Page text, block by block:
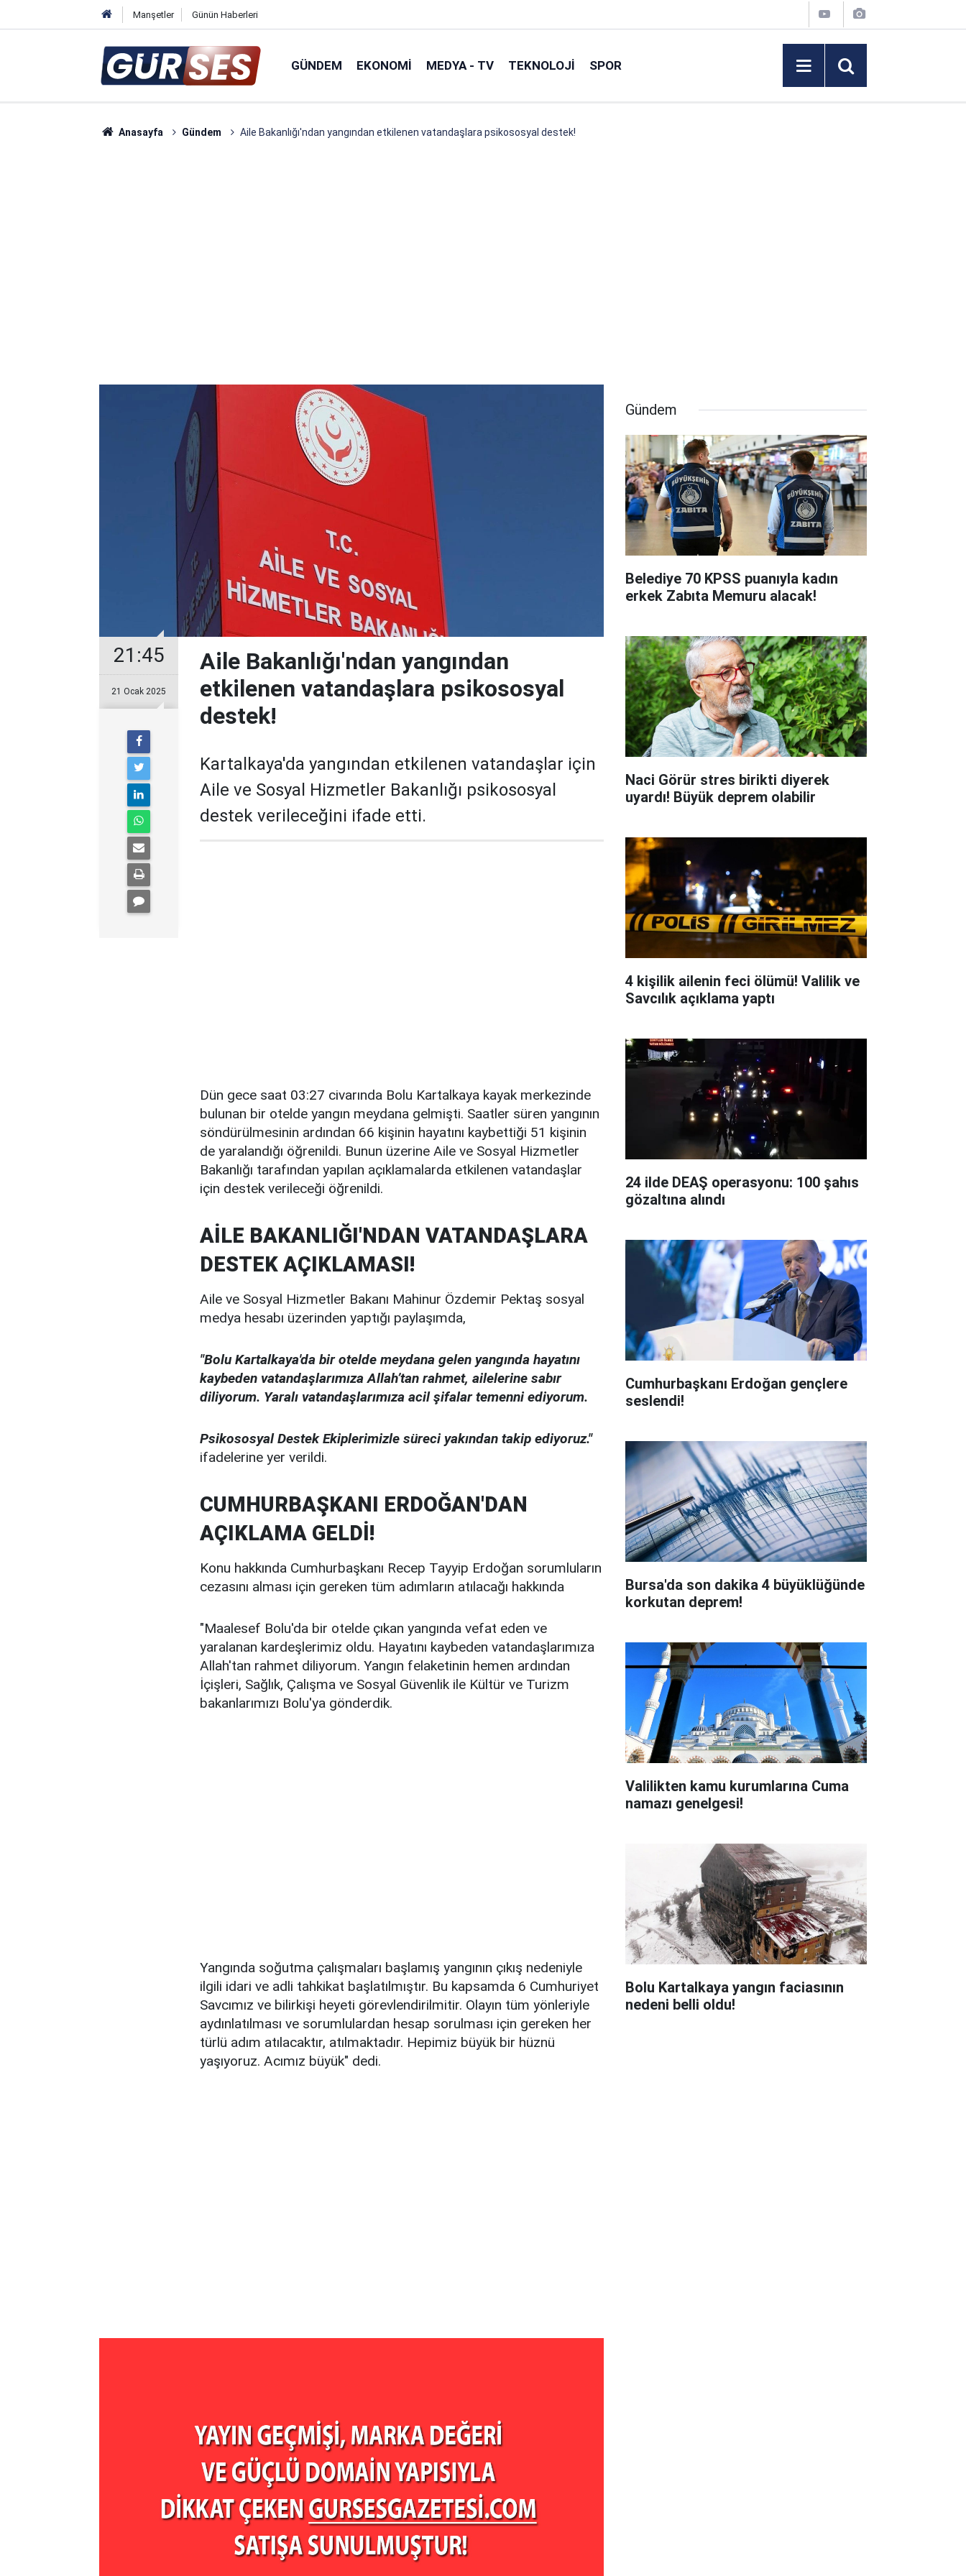
Manşetler Günün Haberleri
GÜNDEM EKONOMI MEDYA - TV TEKNOLOJI SPOR
Anasayfa Gündem Aile Bakanlığı'ndan yangından etkilenen vatandaşlara psikososyal destek!
21:45
21 Ocak 2025
Aile Bakanlığı'ndan yangından
etkilenen vatandaşlara psikososyal
destek!
Kartalkaya'da yangından etkilenen vatandaşlar için
Aile ve Sosyal Hizmetler Bakanlığı psikososyal
destek verileceğini ifade etti.
Dün gece saat 03:27 civarında Bolu Kartalkaya kayak merkezinde
bulunan bir otelde yangın meydana gelmişti. Saatler süren yangının
söndürülmesinin ardından 66 kişinin hayatını kaybettiği 51 kişinin
de yaralandığı öğrenildi. Bunun üzerine Aile ve Sosyal Hizmetler
Bakanlığı tarafından yapılan açıklamalarda etkilenen vatandaşlar
için destek verileceği öğrenildi.
AİLE BAKANLIĞI'NDAN VATANDAŞLARA
DESTEK AÇIKLAMASI!
Aile ve Sosyal Hizmetler Bakanı Mahinur Özdemir Pektaş sosyal
medya hesabı üzerinden yaptığı paylaşımda,
"Bolu Kartalkaya'da bir otelde meydana gelen yangında hayatını
kaybeden vatandaşlarımıza Allah’tan rahmet, ailelerine sabır
diliyorum. Yaralı vatandaşlarımıza acil şifalar temenni ediyorum.
Psikososyal Destek Ekiplerimizle süreci yakından takip ediyoruz."
ifadelerine yer verildi.
CUMHURBAŞKANI ERDOĞAN'DAN
AÇIKLAMA GELDİ!
Konu hakkında Cumhurbaşkanı Recep Tayyip Erdoğan sorumluların
cezasını alması için gereken tüm adımların atılacağı hakkında
"Maalesef Bolu'da bir otelde çıkan yangında vefat eden ve
yaralanan kardeşlerimiz oldu. Hayatını kaybeden vatandaşlarımıza
Allah'tan rahmet diliyorum. Yangın felaketinin hemen ardından
İçişleri, Sağlık, Çalışma ve Sosyal Güvenlik ile Kültür ve Turizm
bakanlarımızı Bolu'ya gönderdik.
Yangında soğutma çalışmaları başlamış yangının çıkış nedeniyle
ilgili idari ve adli tahkikat başlatılmıştır. Bu kapsamda 6 Cumhuriyet
Savcımız ve bilirkişi heyeti görevlendirilmitir. Olayın tüm yönleriyle
aydınlatılması ve sorumlulardan hesap sorulması için gereken her
türlü adım atılacaktır, atılmaktadır. Hepimiz büyük bir hüznü
yaşıyoruz. Acımız büyük" dedi.
Gündem
Belediye 70 KPSS puanıyla kadın
erkek Zabıta Memuru alacak!
Naci Görür stres birikti diyerek
uyardı! Büyük deprem olabilir
4 kişilik ailenin feci ölümü! Valilik ve
Savcılık açıklama yaptı
24 ilde DEAŞ operasyonu: 100 şahıs
gözaltına alındı
Cumhurbaşkanı Erdoğan gençlere
seslendi!
Bursa'da son dakika 4 büyüklüğünde
korkutan deprem!
Valilikten kamu kurumlarına Cuma
namazı genelgesi!
Bolu Kartalkaya yangın faciasının
nedeni belli oldu!